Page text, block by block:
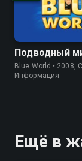
Подводный
Blue World • 2008,
Информация
Ещё в